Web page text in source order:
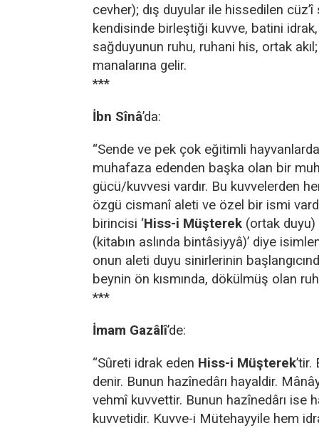
cevher); dış duyular ile hissedilen
kendisinde birleştiği kuvve, batini
sağduyunun ruhu, ruhani his, ortak akıl;
manalarına gelir.
***
İbn Sînâ’da:
“Sende ve pek çok eğitimli
muhafaza edenden başka olan bir
gücü/kuvvesi vardır. Bu kuvvelerden
özgü cismanî aleti ve özel bir ismi
birincisi ‘Hiss-i Müşterek (ortak duyu)
(kitabın aslında bintâsiyyâ)’ diye
onun aleti duyu sinirlerinin
beynin ön kısmında, dökülmüş olan
***
İmam Gazâlî’de:
“Sûreti idrak eden Hiss-i Müşterek
denir. Bunun hazînedârı hayaldir.
vehmî kuvvettir. Bunun hazînedârı ise
kuvvetidir. Kuvve-i Mütehayyile hem